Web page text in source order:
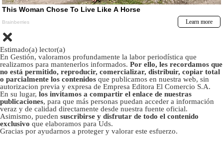
Estimado(a) lector(a)
En Gestión, valoramos profundamente la labor periodística que
realizamos para mantenerlos informados. Por ello, les recordamos que
no está permitido, reproducir, comercializar, distribuir, copiar total
o parcialmente los contenidos que publicamos en nuestra web, sin
autorizacion previa y expresa de Empresa Editora El Comercio S.A.
En su lugar, los invitamos a compartir el enlace de nuestras
publicaciones, para que más personas puedan acceder a información
veraz y de calidad directamente desde nuestra fuente oficial.
Asimismo, pueden suscribirse y disfrutar de todo el contenido
exclusivo que elaboramos para Uds.
Gracias por ayudarnos a proteger y valorar este esfuerzo.